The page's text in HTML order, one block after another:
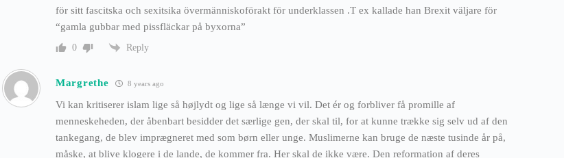
för sitt fascitska och sexitsika övermänniskoförakt för underklassen .T ex kallade han Brexit väljare för
“gamla gubbar med pissfläckar på byxorna”
0 Reply
Margrethe 8 years ago
Vi kan kritiserer islam lige så højlydt og lige så længe vi vil. Det ér og forbliver få promille af
menneskeheden, der åbenbart besidder det særlige gen, der skal til, for at kunne trække sig selv ud af den
tankegang, de blev imprægneret med som børn eller unge. Muslimerne kan bruge de næste tusinde år på,
måske, at blive klogere i de lande, de kommer fra. Her skal de ikke være. Den reformation af deres